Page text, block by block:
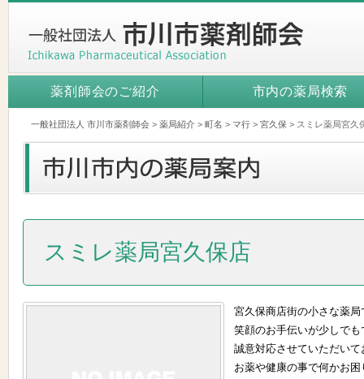
薬剤師会のご紹介 市内の薬局検索
一般社団法人 市川市薬剤師会 > 薬局紹介 > 町名 > マ行 > 宮久保 > スミレ薬局宮久
スミレ薬局宮久保店
宮久保商店街の小さな薬
笑顔のお手伝いが少しで
誠意対応させていただいて
お薬や健康の事で何かお